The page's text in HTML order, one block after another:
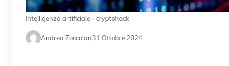
Intelligenza artificiale - cryptohack
Andrea Zoccolan31 Ottobre 2024